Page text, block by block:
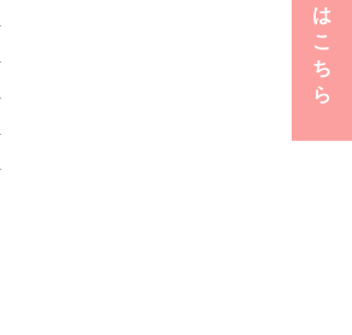
は
こ
ち
ら